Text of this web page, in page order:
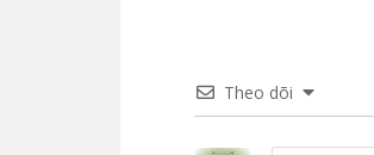
Theo dõi